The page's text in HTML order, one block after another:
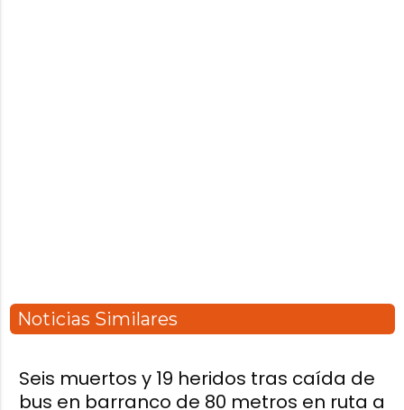
Noticias Similares
Seis muertos y 19 heridos tras caída de
bus en barranco de 80 metros en ruta a